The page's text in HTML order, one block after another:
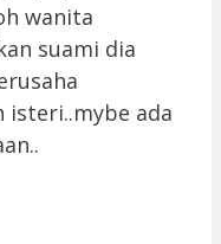
wanita
suami dia
isteri..mybe ada